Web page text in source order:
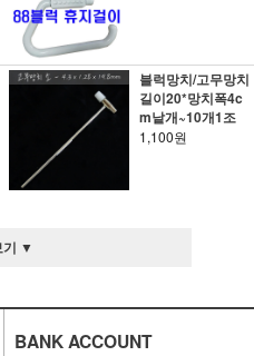
블럭망치/고무망치
길이20*망치폭4c
m낱개~10개1조
1,100원
기 ▼
BANK ACCOUNT